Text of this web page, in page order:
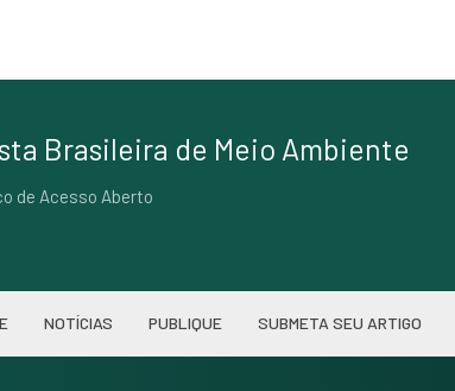
Brasileira de Meio Ambiente
de Acesso Aberto
NOTÍCIAS PUBLIQUE SUBMETA SEU ARTIGO